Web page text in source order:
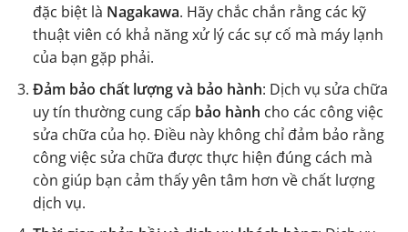
đặc biệt là Nagakawa. Hãy chắc chắn rằng các kỹ
thuật viên có khả năng xử lý các sự cố mà máy lạnh
của bạn gặp phải.
Đảm bảo chất lượng và bảo hành: Dịch vụ sửa chữa
uy tín thường cung cấp bảo hành cho các công việc
sửa chữa của họ. Điều này không chỉ đảm bảo rằng
công việc sửa chữa được thực hiện đúng cách mà
còn giúp bạn cảm thấy yên tâm hơn về chất lượng
dịch vụ.